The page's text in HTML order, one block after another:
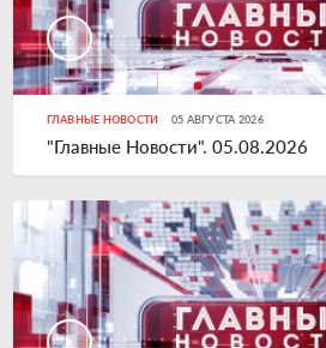
ГЛАВНЫЕ НОВОСТИ 05 АВГУСТА 2026
"Главные Новости". 05.08.2026